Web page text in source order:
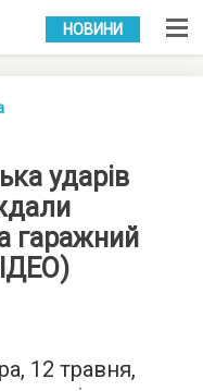
УКР РУС
НОВИНИ
ударів
гаражний
12 травня,